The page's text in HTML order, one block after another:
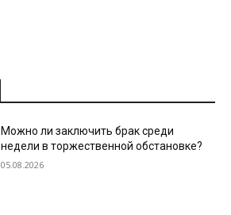
Можно ли заключить брак среди
недели в торжественной обстановке?
05.08.2026